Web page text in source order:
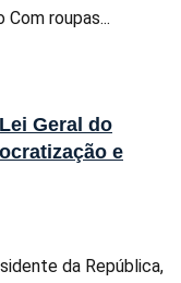
roupas...
Geral do
e
da República,